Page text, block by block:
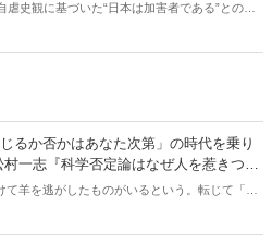
史観に基づいた“日本は加害者である”との番
るか否かはあなた次第」の時代を乗り
書）｜梶原麻衣子
て羊を逃がしたものがいるという。転じて「読